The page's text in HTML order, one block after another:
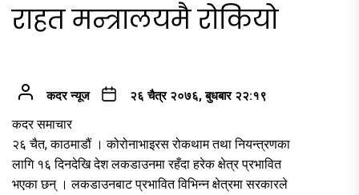
राहत मन्त्रालयमै रोकियो
कदर न्यूज २६ चैत्र २०७६, बुधबार २२:१९
कदर समाचार
२६ चैत, काठमाडौं । कोरोनाभाइरस रोकथाम तथा नियन्त्रणका
लागि १६ दिनदेखि देश लकडाउनमा रहँदा हरेक क्षेत्र प्रभावित
भएका छन् । लकडाउनबाट प्रभावित विभिन्न क्षेत्रमा सरकारले